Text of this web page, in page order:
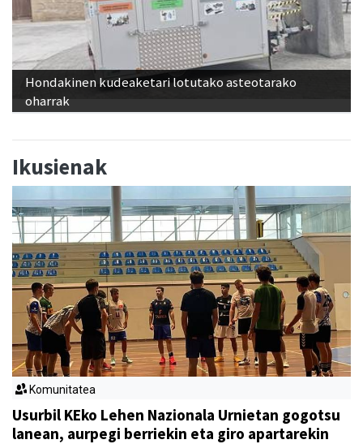
Hondakinen kudeaketari lotutako asteotarako
oharrak
Ikusienak
Komunitatea
Usurbil KEko Lehen Nazionala Urnietan gogotsu
lanean, aurpegi berriekin eta giro apartarekin